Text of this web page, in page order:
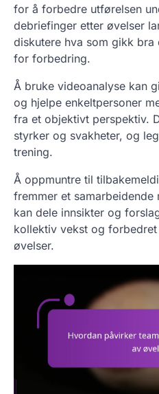
for å forbedre utførelsen
debriefinger etter øvelser
diskutere hva som gikk
for forbedring.
Å bruke videoanalyse kan
og hjelpe enkeltpersoner
fra et objektivt perspektiv.
styrker og svakheter, og
trening.
Å oppmuntre til
fremmer et samarbeidende
kan dele innsikter og
kollektiv vekst og
øvelser.